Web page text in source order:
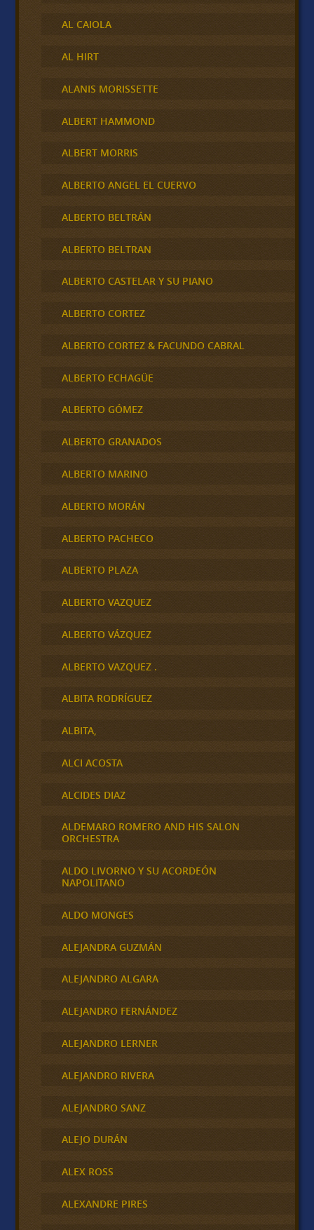
AL CAIOLA
AL HIRT
ALANIS MORISSETTE
ALBERT HAMMOND
ALBERT MORRIS
ALBERTO ANGEL EL CUERVO
ALBERTO BELTRÁN
ALBERTO BELTRAN
ALBERTO CASTELAR Y SU PIANO
ALBERTO CORTEZ
ALBERTO CORTEZ & FACUNDO CABRAL
ALBERTO ECHAGÜE
ALBERTO GÓMEZ
ALBERTO GRANADOS
ALBERTO MARINO
ALBERTO MORÁN
ALBERTO PACHECO
ALBERTO PLAZA
ALBERTO VAZQUEZ
ALBERTO VÁZQUEZ
ALBERTO VAZQUEZ .
ALBITA RODRÍGUEZ
ALBITA,
ALCI ACOSTA
ALCIDES DIAZ
ALDEMARO ROMERO AND HIS SALON
ORCHESTRA
ALDO LIVORNO Y SU ACORDEÓN
NAPOLITANO
ALDO MONGES
ALEJANDRA GUZMÁN
ALEJANDRO ALGARA
ALEJANDRO FERNÁNDEZ
ALEJANDRO LERNER
ALEJANDRO RIVERA
ALEJANDRO SANZ
ALEJO DURÁN
ALEX ROSS
ALEXANDRE PIRES